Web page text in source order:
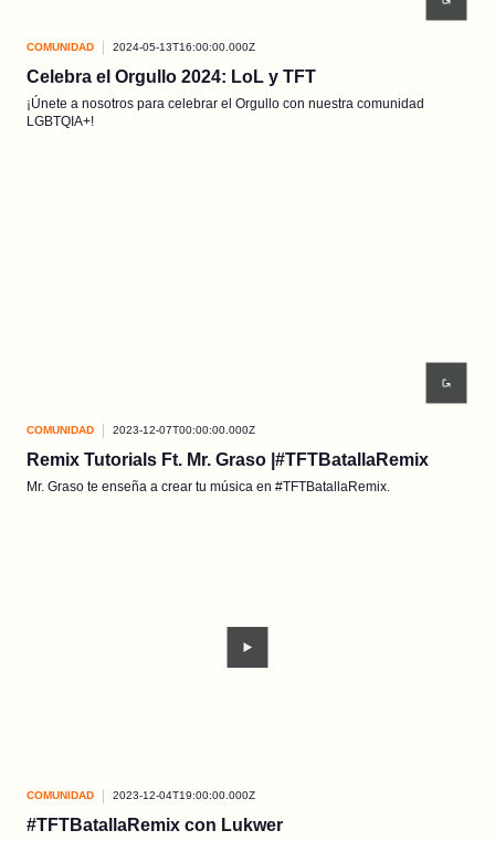
COMUNIDAD 2024-05-13T16:00:00.000Z
Celebra el Orgullo 2024: LoL y TFT
¡Únete a nosotros para celebrar el Orgullo con nuestra comunidad
LGBTQIA+!
COMUNIDAD 2023-12-07T00:00:00.000Z
Remix Tutorials Ft. Mr. Graso |#TFTBatallaRemix
Mr. Graso te enseña a crear tu música en #TFTBatallaRemix.
COMUNIDAD 2023-12-04T19:00:00.000Z
#TFTBatallaRemix con Lukwer